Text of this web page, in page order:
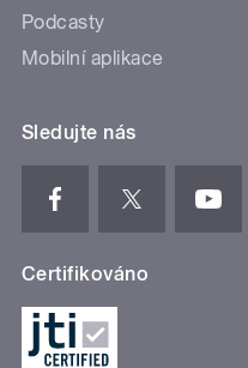
Podcasty
Mobilní aplikace
Sledujte nás
Certifikováno